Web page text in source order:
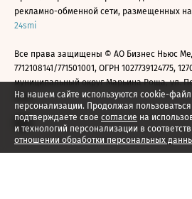
На нашем сайте используются cookie-
персонализации. Продолжая
подтверждаете свое согласие на
и технологий персонализации в
отношении обработки персональных
рекламно-обменной сети, размещенных
24smi
Все права защищены © АО Бизнес Ньюс
7712108141/771501001, ОГРН 1027739124775,
муниципальный округ Марьина Роща, ул.
2026